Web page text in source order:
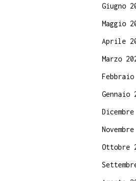
Giugno
Maggio
Aprile
Marzo
Febbraio
Gennaio
Ottobre